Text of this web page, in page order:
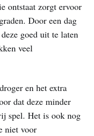
ontstaat zorgt ervoor
Door een dag
goed uit te laten
veel
en het extra
dat deze minder
spel. Het is ook nog
niet voor